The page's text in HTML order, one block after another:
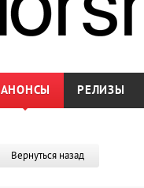
АНОНСЫ РЕЛИЗЫ
Вернуться назад